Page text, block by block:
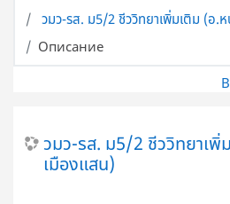
วมว-รส. ม5/2 ชีววิทยาเพิ่มเติม (อ.
Описание
วมว-รส. ม5/2 ชีววิทยาเพิ่
เมืองแสน)